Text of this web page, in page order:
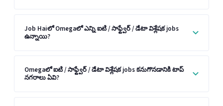
Job Haiలో Omegaలో ఎన్ని ఐటి / సాఫ్ట్వేర్ / డేటా విశ్లేషక jobs
ఉన్నాయి?
Omegaలో ఐటి / సాఫ్ట్వేర్ / డేటా విశ్లేషక jobs కనుగొనడానికి టాప్
నగరాలు ఏవి?